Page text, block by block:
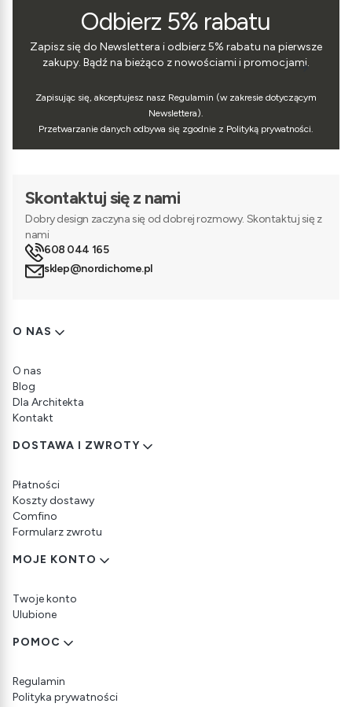
Odbierz 5% rabatu
Zapisz się do Newslettera i odbierz 5% rabatu na pierwsze
zakupy. Bądź na bieżąco z nowościami i promocjami.
Zapisując się, akceptujesz nasz Regulamin (w zakresie dotyczącym
Newslettera).
Przetwarzanie danych odbywa się zgodnie z Polityką prywatności.
Skontaktuj się z nami
Dobry design zaczyna się od dobrej rozmowy. Skontaktuj się z
nami
608 044 165
sklep@nordichome.pl
Linki w stopce
O NAS
O nas
Blog
Dla Architekta
Kontakt
DOSTAWA I ZWROTY
Płatności
Koszty dostawy
Comfino
Formularz zwrotu
MOJE KONTO
Twoje konto
Ulubione
POMOC
Regulamin
Polityka prywatności